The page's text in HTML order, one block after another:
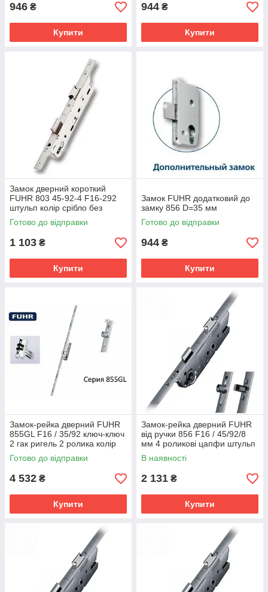
946 ₴
Купити
944 ₴
Купити
Замок дверний короткий
FUHR 803 45-92-4 F16-292
штульп колір срібло без
засувки
Готово до відправки
1 103 ₴
Купити
Замок FUHR додатковий до
замку 856 D=35 мм
Готово до відправки
944 ₴
Купити
Замок-рейка дверний FUHR
855GL F16 / 35/92 ключ-ключ
2 гак ригель 2 ролика колір
сірий
Готово до відправки
4 532 ₴
Купити
Замок-рейка дверний FUHR
від ручки 856 F16 / 45/92/8
мм 4 роликові цапфи штульп
колір срібло
В наявності
2 131 ₴
Купити